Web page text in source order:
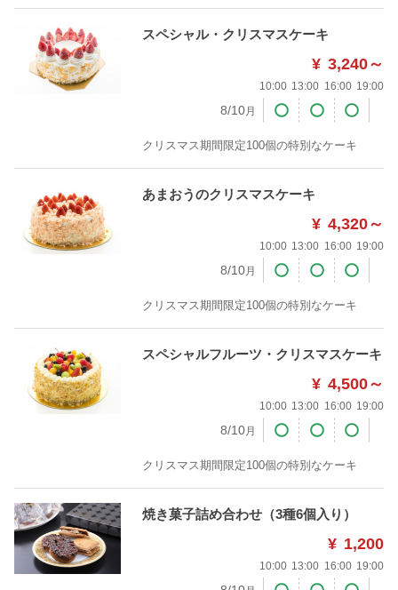
スペシャル・クリスマスケーキ
¥ 3,240～
10:00 13:00 16:00 19:00
8/10月
クリスマス期間限定100個の特別なケーキ
あまおうのクリスマスケーキ
¥ 4,320～
10:00 13:00 16:00 19:00
8/10月
クリスマス期間限定100個の特別なケーキ
スペシャルフルーツ・クリスマスケーキ
¥ 4,500～
10:00 13:00 16:00 19:00
8/10月
クリスマス期間限定100個の特別なケーキ
焼き菓子詰め合わせ（3種6個入り）
¥ 1,200
10:00 13:00 16:00 19:00